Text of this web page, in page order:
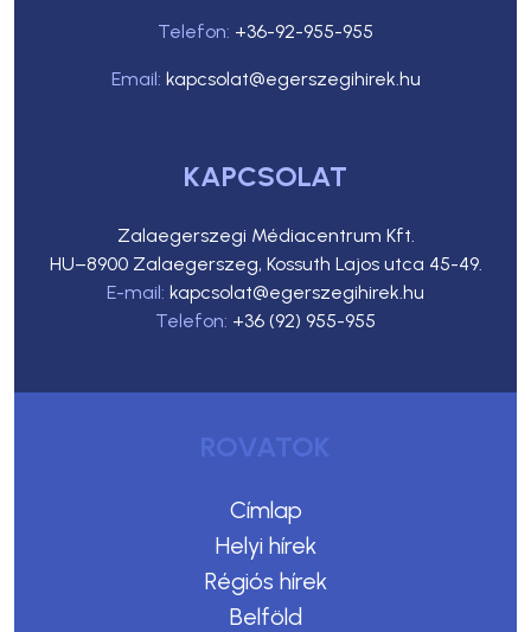
Telefon: +36-92-955-955
Email: kapcsolat@egerszegihirek.hu
KAPCSOLAT
Zalaegerszegi Médiacentrum Kft.
HU–8900 Zalaegerszeg, Kossuth Lajos utca 45-49.
E-mail: kapcsolat@egerszegihirek.hu
Telefon: +36 (92) 955-955
ROVATOK
Címlap
Helyi hírek
Régiós hírek
Belföld